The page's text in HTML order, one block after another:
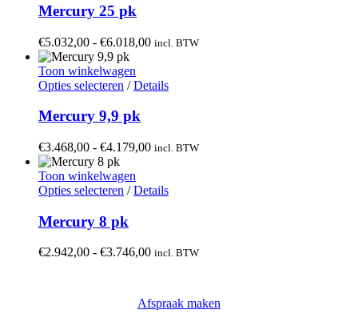
heeft
meerdere
variaties.
Deze
optie
kan
gekozen
worden
op
productpagina
Mercury 25 pk
€5.032,00 - €6.018,00Prijsklasse:
€6.018,00
incl. BTW
Toon winkelwagen
Opties selecteren Dit
heeft
meerdere
variaties.
Deze
optie
kan
gekozen
op
productpagina
/ Details
Mercury 9,9 pk
€3.468,00 - €4.179,00Prijsklasse:
€4.179,00
incl. BTW
Toon winkelwagen
Opties selecteren Dit
heeft
meerdere
variaties.
Deze
gekozen
/ Details
Mercury 8 pk
€2.942,00 - €3.746,00Prijsklasse:
incl. BTW
Afspraak maken